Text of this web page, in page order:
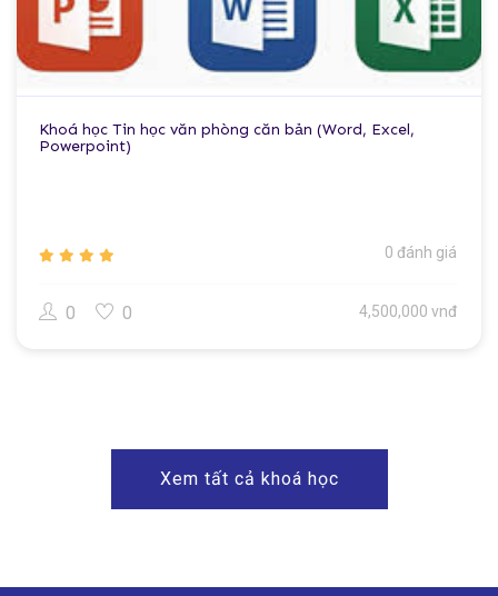
Khoá học Tin học văn phòng căn bản (Word, Excel,
Powerpoint)
0 đánh giá
0 0 4,500,000 vnđ
Xem tất cả khoá học